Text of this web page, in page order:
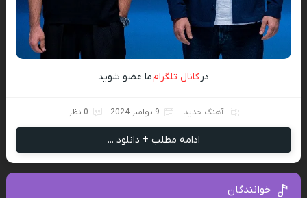
درکانال تلگرامما عضو شوید
آهنگ جدید 9 نوامبر 2024 0 نظر
ادامه مطلب + دانلود ...
خوانندگان